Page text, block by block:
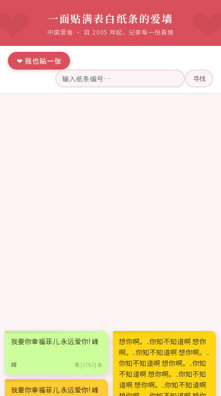
一面贴满表白纸条的爱墙
中国爱墙 · 自 2005 年起，记录每一份真情
❤ 我也贴一张
寻找
我要你幸福菲儿 永远爱你! 峰
峰 第 [3792] 条
我要你幸福菲儿 永远爱你! 峰
想你啊。..你知不知道啊 想你
啊。..你知不知道啊 想你啊。..
你知不知道啊 想你啊。..你知
不知道啊 想你啊。..你知不知
道啊 想你啊。..你知不知道啊